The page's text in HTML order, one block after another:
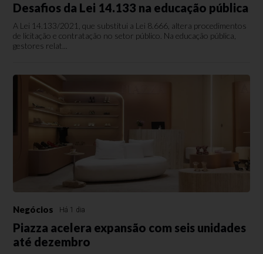
Desafios da Lei 14.133 na educação pública
A Lei 14.133/2021, que substitui a Lei 8.666, altera procedimentos
de licitação e contratação no setor público. Na educação pública,
gestores relat...
Negócios Há 1 dia
Piazza acelera expansão com seis unidades
até dezembro